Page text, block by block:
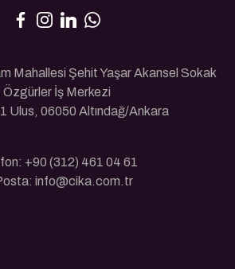
Mahallesi Şehit Yaşar Akansel Sokak
Özgürler İş Merkezi
Ulus, 06050 Altındağ/Ankara
+90 (312) 461 04 61
info@cika.com.tr